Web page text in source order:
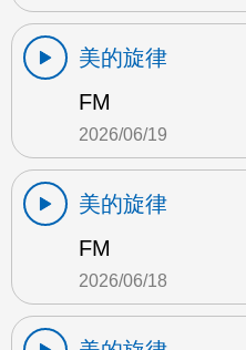
美的旋律
FM
2026/06/19
美的旋律
FM
2026/06/18